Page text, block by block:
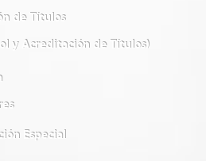
de Títulos
y Acreditación de Títulos)
Especial